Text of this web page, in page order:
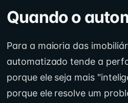
Quando o
Para a maioria das
automatizado tende a
porque ele seja mais
porque ele resolve um